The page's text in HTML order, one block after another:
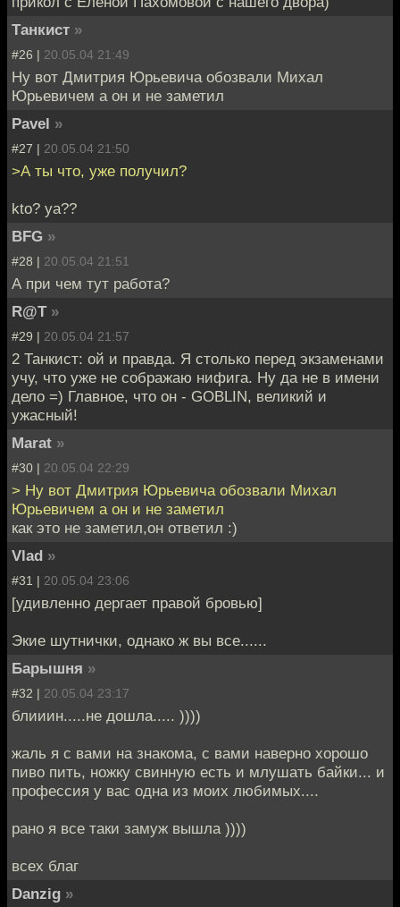
Танкист »
#26 | 20.05.04 21:49
Ну вот Дмитрия Юрьевича обозвали Михал
Юрьевичем а он и не заметил
Pavel »
#27 | 20.05.04 21:50
>А ты что, уже получил?
kto? ya??
BFG »
#28 | 20.05.04 21:51
А при чем тут работа?
R@T »
#29 | 20.05.04 21:57
2 Танкист: ой и правда. Я столько перед экзаменами
учу, что уже не сображаю нифига. Ну да не в имени
дело =) Главное, что он - GOBLIN, великий и
ужасный!
Marat »
#30 | 20.05.04 22:29
> Ну вот Дмитрия Юрьевича обозвали Михал
Юрьевичем а он и не заметил
как это не заметил,он ответил :)
Vlad »
#31 | 20.05.04 23:06
[удивленно дергает правой бровью]
Экие шутнички, однако ж вы все......
Барышня »
#32 | 20.05.04 23:17
блииин.....не дошла..... ))))
жаль я с вами на знакома, с вами наверно хорошо
пиво пить, ножку свинную есть и млушать байки... и
профессия у вас одна из моих любимых....
рано я все таки замуж вышла ))))
всех благ
Danzig »